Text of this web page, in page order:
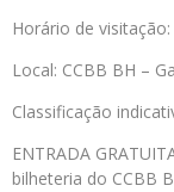
Horário de
Local: CCBB BH –
Classificação
ENTRADA
bilheteria do CCBB